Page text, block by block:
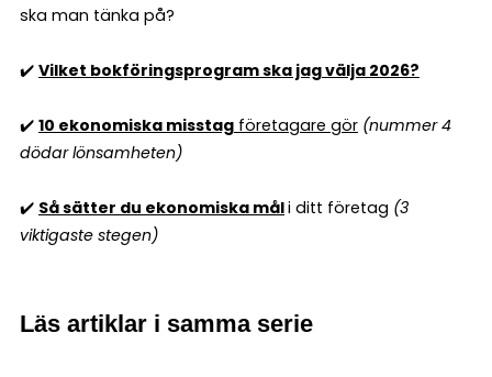
ska man tänka på?
✔️ Vilket bokföringsprogram ska jag välja 2026?
✔️ 10 ekonomiska misstag företagare gör (nummer 4
dödar lönsamheten)
✔️ Så sätter du ekonomiska måli ditt företag (3
viktigaste stegen)
Läs artiklar i samma serie